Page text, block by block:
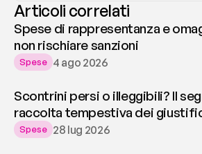
Articoli correlati
Spese di rappresentanza e
non rischiare sanzioni
Spese 4 ago 2026
Scontrini persi o illeggibili? Il
raccolta tempestiva dei
Spese 28 lug 2026